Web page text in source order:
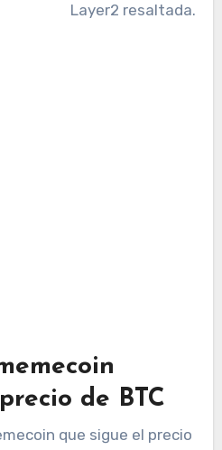
de BTC
que sigue el precio